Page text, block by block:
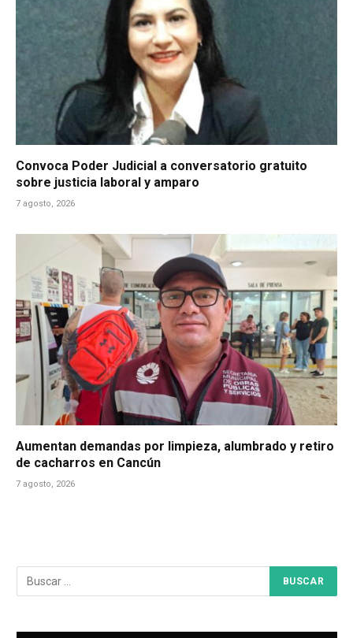
Convoca Poder Judicial a conversatorio gratuito
sobre justicia laboral y amparo
7 agosto, 2026
Aumentan demandas por limpieza, alumbrado y retiro
de cacharros en Cancún
7 agosto, 2026